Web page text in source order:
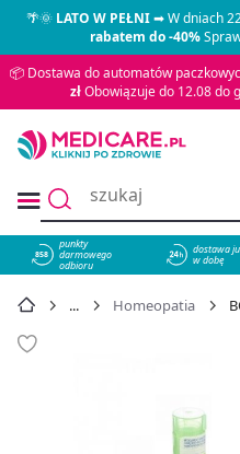
🌴🌞LATO W PEŁNI➡ W dniach
rabatem do -40%
📦 Dostawa do automatów
złObowiązuje do 12.08 do
858
punkty
darmowego
odbioru
dostawa
w dobę
Homeopatia